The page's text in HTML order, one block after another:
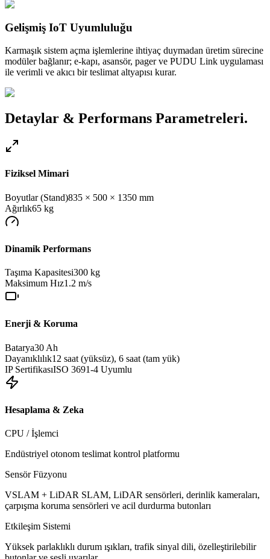
Gelişmiş IoT Uyumluluğu
Karmaşık sistem açma işlemlerine ihtiyaç duymadan üretim sürecine
modüler bağlanır; e-kapı, asansör, pager ve PUDU Link uygulaması
ile verimli ve akıcı bir teslimat altyapısı kurar.
Detaylar & Performans Parametreleri.
Fiziksel Mimari
Boyutlar (Stand)835 × 500 × 1350 mm
Ağırlık65 kg
Dinamik Performans
Taşıma Kapasitesi300 kg
Maksimum Hız1.2 m/s
Enerji & Koruma
Batarya30 Ah
Dayanıklılık12 saat (yüksüz), 6 saat (tam yük)
IP SertifikasıISO 3691-4 Uyumlu
Hesaplama & Zeka
CPU / İşlemci
Endüstriyel otonom teslimat kontrol platformu
Sensör Füzyonu
VSLAM + LiDAR SLAM, LiDAR sensörleri, derinlik kameraları,
çarpışma koruma sensörleri ve acil durdurma butonları
Etkileşim Sistemi
Yüksek parlaklıklı durum ışıkları, trafik sinyal dili, özelleştirilebilir